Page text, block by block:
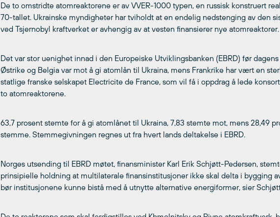
De to omstridte atomreaktorene er av VVER-1000 typen, en russisk konstruert
70-tallet. Ukrainske myndigheter har tviholdt at en endelig nedstenging av den
ved Tsjernobyl kraftverket er avhengig av at vesten finansierer nye atomreaktorer.
Det var stor uenighet innad i den Europeiske Utviklingsbanken (EBRD) før
Østrike og Belgia var mot å gi atomlån til Ukraina, mens Frankrike har vært en
statlige franske selskapet Electricite de France, som vil få i oppdrag å lede
to atomreaktorene.
63,7 prosent stemte for å gi atomlånet til Ukraina, 7,83 stemte mot, mens 28,49
stemme. Stemmegivningen regnes ut fra hvert lands deltakelse i EBRD.
Norges utsending til EBRD møtet, finansminister Karl Erik Schjøtt-Pedersen,
prinsipielle holdning at multilaterale finansinstitusjoner ikke skal delta i bygging
bør institusjonene kunne bistå med å utnytte alternative energiformer, sier